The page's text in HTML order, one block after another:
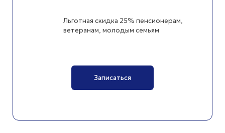
Льготная скидка 25% пенсионерам,
ветеранам, молодым семьям
Записаться